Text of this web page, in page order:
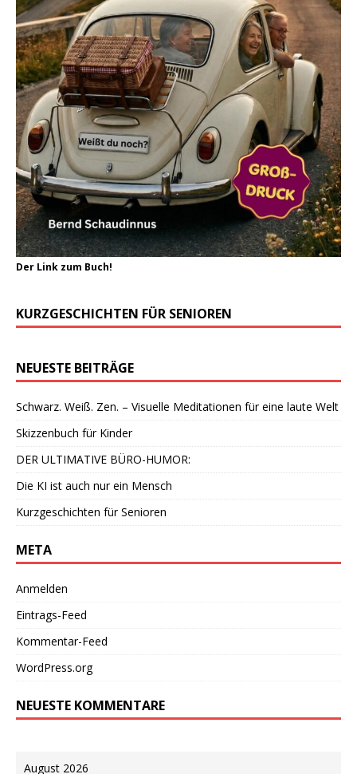
Der Link zum Buch!
KURZGESCHICHTEN FÜR SENIOREN
NEUESTE BEITRÄGE
Schwarz. Weiß. Zen. – Visuelle Meditationen für eine laute Welt
Skizzenbuch für Kinder
DER ULTIMATIVE BÜRO-HUMOR:
Die KI ist auch nur ein Mensch
Kurzgeschichten für Senioren
META
Anmelden
Eintrags-Feed
Kommentar-Feed
WordPress.org
NEUESTE KOMMENTARE
August 2026